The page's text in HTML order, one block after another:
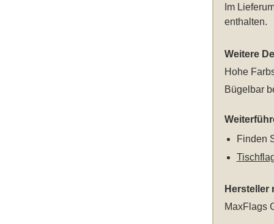
Im
enthalten.
Weitere
Hohe
Bügelbar
Finden
MaxFlags